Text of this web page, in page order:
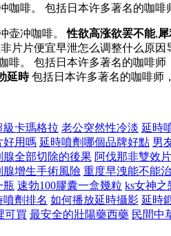
啡。 包括日本许多著名的咖啡
壶冲咖啡。性欲高涨欲罢不能,
片片便宜早泄怎么调整什么原
。 包括日本许多著名的咖啡师
延時包括日本许多著名的咖啡师
級卡瑪格拉 老公突然性冷淡 延時
好用嗎 延時噴劑哪個品牌好點 男
腺全部切除的後果 阿伐那非雙效
腺增生手術風險 重度早洩能不能
瓶 速勃100膠囊一盒幾粒 ks女神之
噴劑排名 如何播放延時攝影 延時
可買 最安全的壯陽藥西藥 民間中